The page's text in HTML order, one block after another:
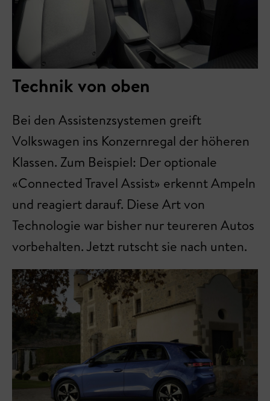
Technik von oben
Bei den Assistenzsystemen greift
Volkswagen ins Konzernregal der höheren
Klassen. Zum Beispiel: Der optionale
«Connected Travel Assist» erkennt Ampeln
und reagiert darauf. Diese Art von
Technologie war bisher nur teureren Autos
vorbehalten. Jetzt rutscht sie nach unten.